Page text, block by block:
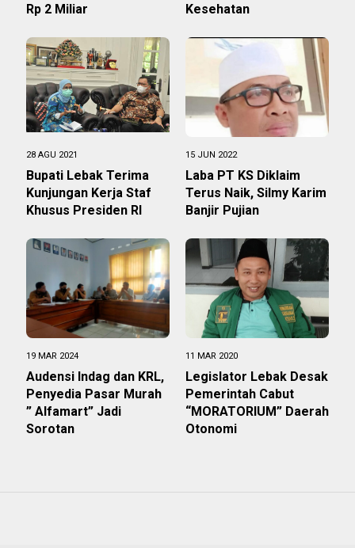
Rp 2 Miliar
Kesehatan
28 AGU 2021
Bupati Lebak Terima
Kunjungan Kerja Staf
Khusus Presiden RI
15 JUN 2022
Laba PT KS Diklaim
Terus Naik, Silmy Karim
Banjir Pujian
19 MAR 2024
Audensi Indag dan KRL,
Penyedia Pasar Murah
” Alfamart” Jadi
Sorotan
11 MAR 2020
Legislator Lebak Desak
Pemerintah Cabut
“MORATORIUM” Daerah
Otonomi